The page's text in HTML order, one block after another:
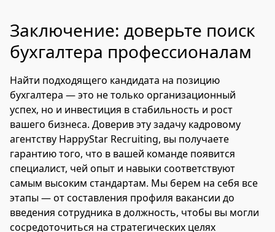
Заключение: доверьте поиск
бухгалтера профессионалам
Найти подходящего кандидата на позицию
бухгалтера — это не только организационный
успех, но и инвестиция в стабильность и рост
вашего бизнеса. Доверив эту задачу кадровому
агентству HappyStar Recruiting, вы получаете
гарантию того, что в вашей команде появится
специалист, чей опыт и навыки соответствуют
самым высоким стандартам. Мы берем на себя все
этапы — от составления профиля вакансии до
введения сотрудника в должность, чтобы вы могли
сосредоточиться на стратегических целях